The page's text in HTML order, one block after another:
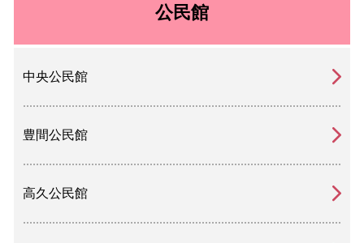
公民館
中央公民館
豊間公民館
高久公民館